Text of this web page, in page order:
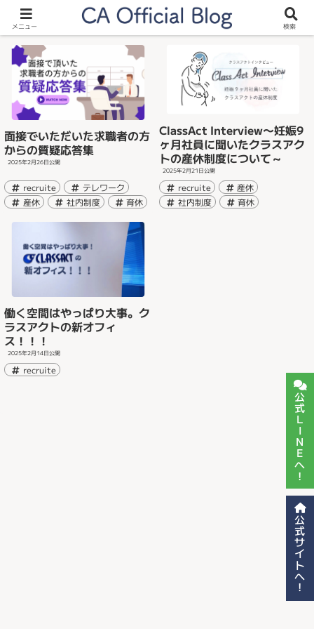
recruite
面接でいただいた求職者の方
からの質疑応答集
2025年2月26日公開
recruite
テレワーク
産休
社内制度 育休
ClassAct Interview〜妊娠9
ヶ月社員に聞いたクラスアク
トの産休制度について～
2025年2月21日公開
recruite
産休
社内制度
育休
働く空間はやっぱり大事。ク
ラスアクトの新オフィ
ス！！！
2025年2月14日公開
recruite
メニュー 検索
公式LINEへ！
公式サイトへ！